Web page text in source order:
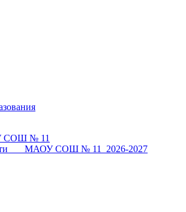
СОШ № 11
МАОУ СОШ № 11_2026-2027